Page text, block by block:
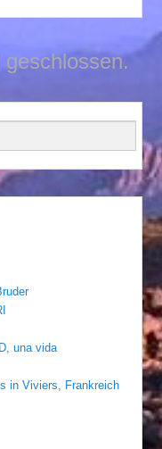
una vida
in Viviers, Frankreich